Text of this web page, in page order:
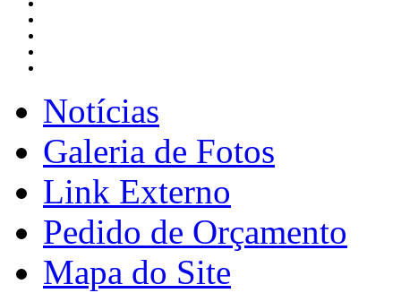
Notícias
Galeria de Fotos
Link Externo
Pedido de Orçamento
Mapa do Site